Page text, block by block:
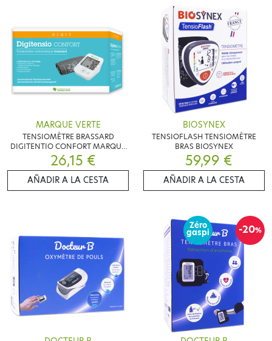
MARQUE VERTE
TENSIOMÈTRE BRASSARD
DIGITENTIO CONFORT MARQUE
VERTE
26,15 €
AÑADIR A LA CESTA
BIOSYNEX
TENSIOFLASH TENSIOMÈTRE
BRAS BIOSYNEX
59,99 €
AÑADIR A LA CESTA
-20%
Zéro
gaspi